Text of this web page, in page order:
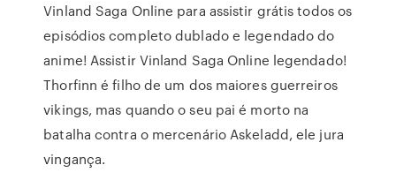
Vinland Saga Online para assistir grátis todos os
episódios completo dublado e legendado do
anime! Assistir Vinland Saga Online legendado!
Thorfinn é filho de um dos maiores guerreiros
vikings, mas quando o seu pai é morto na
batalha contra o mercenário Askeladd, ele jura
vingança.